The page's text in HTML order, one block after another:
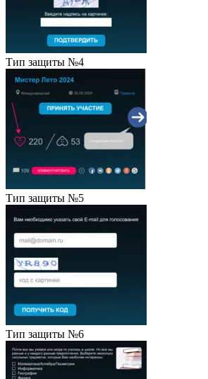
Тип защиты №4
Тип защиты №5
Тип защиты №6